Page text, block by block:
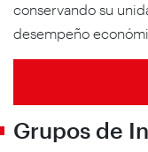
conservando su
desempeño
Grupos de